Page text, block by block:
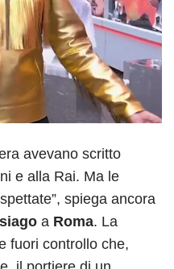
avevano scritto
e alla Rai. Ma le
spiega ancora
a Roma. La
fuori controllo che,